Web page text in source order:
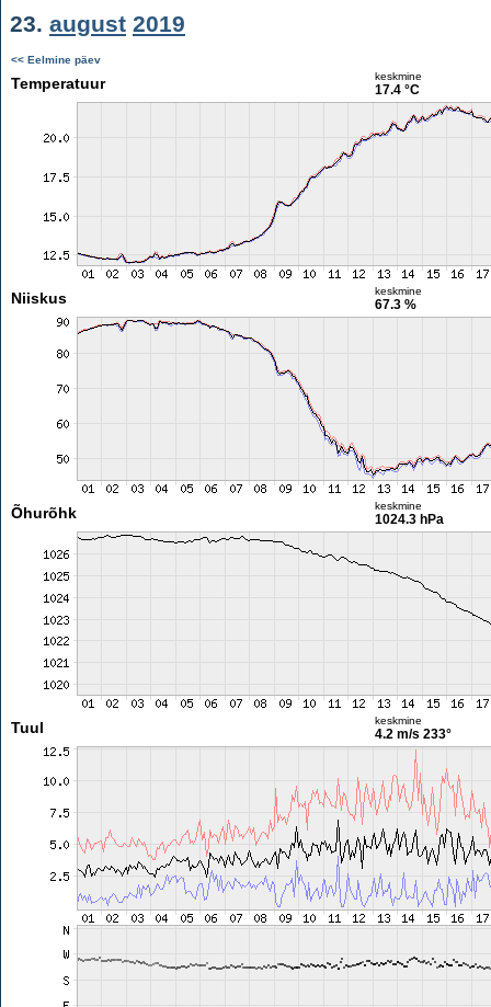
23. august 2019
<< Eelmine päev
Temperatuur keskmine
17.4 °C
Niiskus keskmine
67.3 %
Õhurõhk keskmine
1024.3 hPa
Tuul keskmine
4.2 m/s 233°